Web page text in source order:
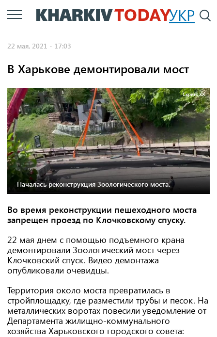
Перейти
к
УКР
22 мая, 2021 - 17:03
В Харькове демонтировали мост
Скрин: ХХ
Началась реконструкция Зоологического моста.
Во время реконструкции пешеходного моста
запрещен проезд по Клочковскому спуску.
22 мая днем с помощью подъемного крана
демонтировали Зоологический мост через
Клочковский спуск. Видео демонтажа
опубликовали очевидцы.
Территория около моста превратилась в
стройплощадку, где разместили трубы и песок. На
металлических воротах повесили уведомление от
Департамента жилищно-коммунального
хозяйства Харьковского городского совета: